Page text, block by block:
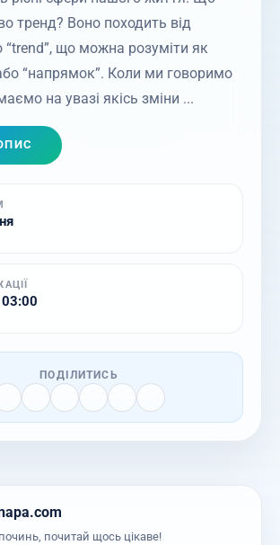
тренд? Воно походить від
“trend”, що можна розуміти як
“напрямок”. Коли ми говоримо
на увазі якісь зміни ...
ПОДІЛИТИСЬ
почитай щось цікаве!